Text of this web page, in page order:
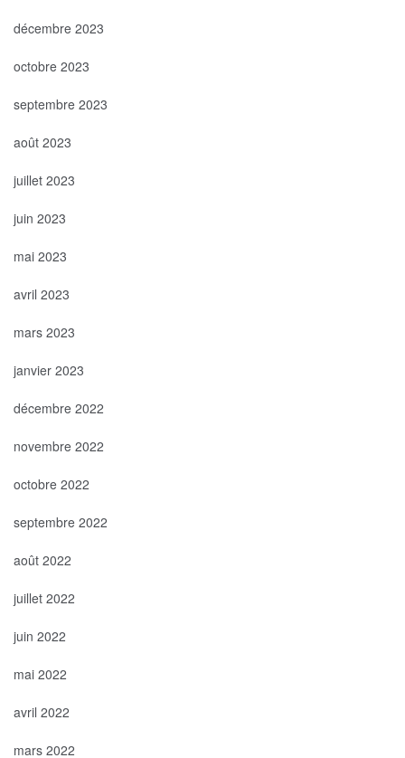
décembre 2023
octobre 2023
septembre 2023
août 2023
juillet 2023
juin 2023
mai 2023
avril 2023
mars 2023
janvier 2023
décembre 2022
novembre 2022
octobre 2022
septembre 2022
août 2022
juillet 2022
juin 2022
mai 2022
avril 2022
mars 2022